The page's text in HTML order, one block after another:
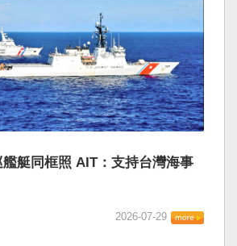
艇同框照 AIT：支持台灣海事
2026-07-29